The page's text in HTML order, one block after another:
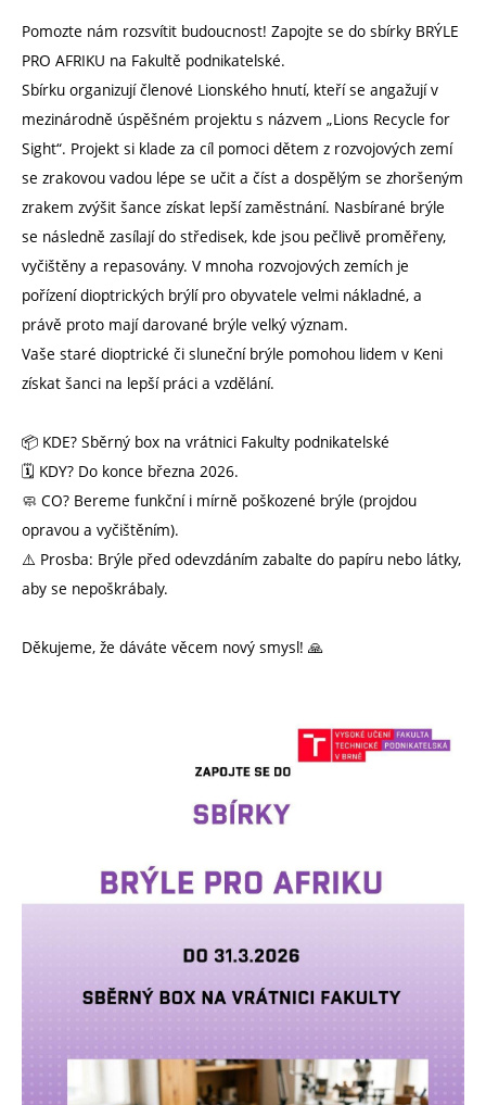
Pomozte nám rozsvítit budoucnost! Zapojte se do sbírky BRÝLE
PRO AFRIKU na Fakultě podnikatelské.
Sbírku organizují členové Lionského hnutí, kteří se angažují v
mezinárodně úspěšném projektu s názvem „Lions Recycle for
Sight“. Projekt si klade za cíl pomoci dětem z rozvojových zemí
se zrakovou vadou lépe se učit a číst a dospělým se zhoršeným
zrakem zvýšit šance získat lepší zaměstnání. Nasbírané brýle
se následně zasílají do středisek, kde jsou pečlivě proměřeny,
vyčištěny a repasovány. V mnoha rozvojových zemích je
pořízení dioptrických brýlí pro obyvatele velmi nákladné, a
právě proto mají darované brýle velký význam.
Vaše staré dioptrické či sluneční brýle pomohou lidem v Keni
získat šanci na lepší práci a vzdělání.
📦 KDE? Sběrný box na vrátnici Fakulty podnikatelské
🗓️ KDY? Do konce března 2026.
🧼 CO? Bereme funkční i mírně poškozené brýle (projdou
opravou a vyčištěním).
⚠️ Prosba: Brýle před odevzdáním zabalte do papíru nebo látky,
aby se nepoškrábaly.
Děkujeme, že dáváte věcem nový smysl! 🙏